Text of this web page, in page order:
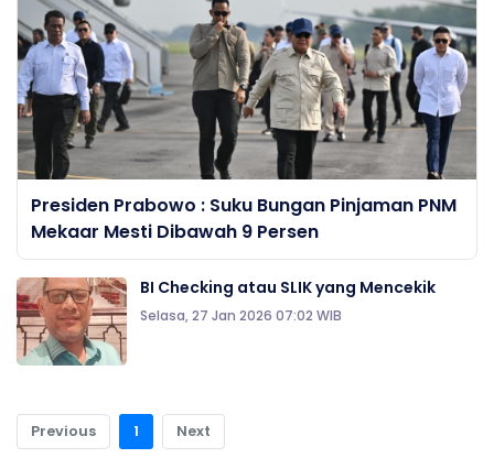
Presiden Prabowo : Suku Bungan Pinjaman PNM
Mekaar Mesti Dibawah 9 Persen
BI Checking atau SLIK yang Mencekik
Selasa, 27 Jan 2026 07:02 WIB
Previous 1 Next